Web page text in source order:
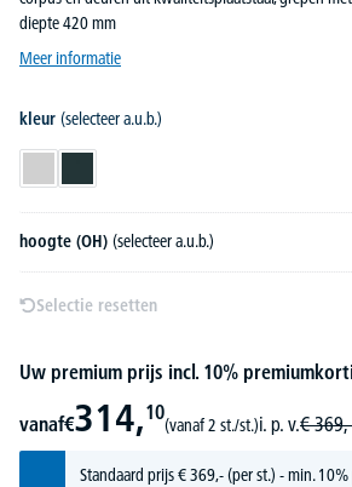
diepte 420 mm
Meer informatie
kleur (selecteer a.u.b.)
hoogte (OH) (selecteer a.u.b.)
Selectie resetten
Uw premium prijs incl. 10%
vanaf€314,10
(vanaf 2 st./st.)i. p. v.€
Standaard prijs€369,-(per st.) - min.